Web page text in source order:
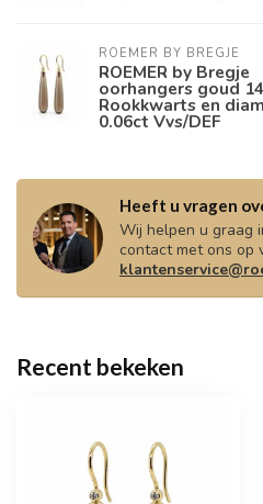
ROEMER BY BREGJE
ROEMER by Bregje
oorhangers goud
Rookkwarts en
0.06ct Vvs/DEF
Heeft u vragen
Wij helpen u graag
contact met ons op
Recent bekeken